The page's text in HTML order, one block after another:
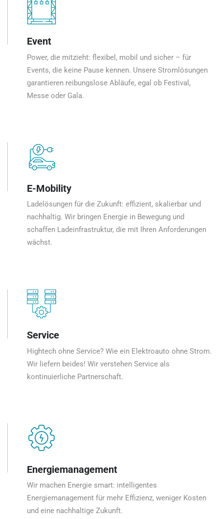
Event
Power, die mitzieht: flexibel, mobil und sicher – für
Events, die keine Pause kennen. Unsere Stromlösungen
garantieren reibungslose Abläufe, egal ob Festival,
Messe oder Gala.
E-Mobility
Ladelösungen für die Zukunft: effizient, skalierbar und
nachhaltig. Wir bringen Energie in Bewegung und
schaffen Ladeinfrastruktur, die mit Ihren Anforderungen
wächst.
Service
Hightech ohne Service? Wie ein Elektroauto ohne Strom.
Wir liefern beides! Wir verstehen Service als
kontinuierliche Partnerschaft.
Energiemanagement
Wir machen Energie smart: intelligentes
Energiemanagement für mehr Effizienz, weniger Kosten
und eine nachhaltige Zukunft.